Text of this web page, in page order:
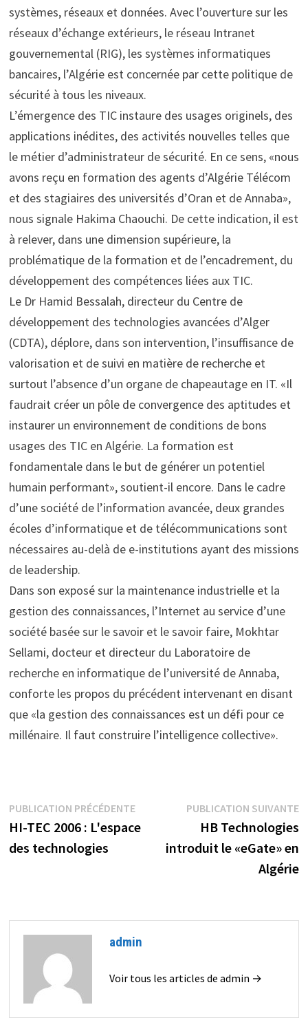
systèmes, réseaux et données. Avec l’ouverture sur les
réseaux d’échange extérieurs, le réseau Intranet
gouvernemental (RIG), les systèmes informatiques
bancaires, l’Algérie est concernée par cette politique de
sécurité à tous les niveaux.
L’émergence des TIC instaure des usages originels, des
applications inédites, des activités nouvelles telles que
le métier d’administrateur de sécurité. En ce sens, «nous
avons reçu en formation des agents d’Algérie Télécom
et des stagiaires des universités d’Oran et de Annaba»,
nous signale Hakima Chaouchi. De cette indication, il est
à relever, dans une dimension supérieure, la
problématique de la formation et de l’encadrement, du
développement des compétences liées aux TIC.
Le Dr Hamid Bessalah, directeur du Centre de
développement des technologies avancées d’Alger
(CDTA), déplore, dans son intervention, l’insuffisance de
valorisation et de suivi en matière de recherche et
surtout l’absence d’un organe de chapeautage en IT. «Il
faudrait créer un pôle de convergence des aptitudes et
instaurer un environnement de conditions de bons
usages des TIC en Algérie. La formation est
fondamentale dans le but de générer un potentiel
humain performant», soutient-il encore. Dans le cadre
d’une société de l’information avancée, deux grandes
écoles d’informatique et de télécommunications sont
nécessaires au-delà de e-institutions ayant des missions
de leadership.
Dans son exposé sur la maintenance industrielle et la
gestion des connaissances, l’Internet au service d’une
société basée sur le savoir et le savoir faire, Mokhtar
Sellami, docteur et directeur du Laboratoire de
recherche en informatique de l’université de Annaba,
conforte les propos du précédent intervenant en disant
que «la gestion des connaissances est un défi pour ce
millénaire. Il faut construire l’intelligence collective».
Navigation
de
PUBLICATION PRÉCÉDENTEPublication
précédente :
HI-TEC 2006 : L'espace
des technologies
PUBLICATION SUIVANTE
HB Technologies
introduit le «eGate» en
Algérie
admin
Voir tous les articles de admin →